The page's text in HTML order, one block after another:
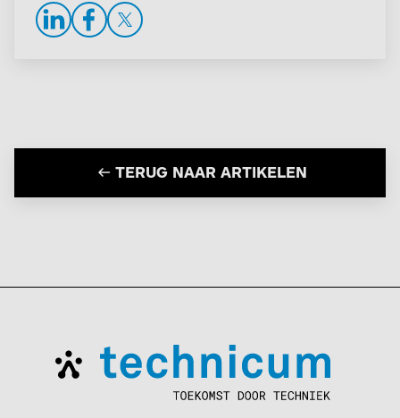
LinkedInFacebook
Twitter
TERUG NAAR ARTIKELEN